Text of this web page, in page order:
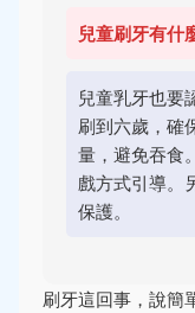
兒童刷牙有什
兒童乳牙也要
刷到六歲，確
量，避免吞食
戲方式引導。
保護。
刷牙這回事，說簡